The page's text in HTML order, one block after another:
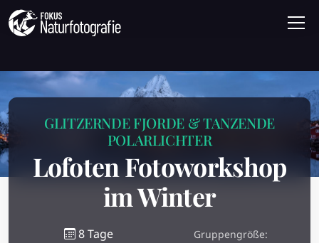
GLITZERNDE FJORDE & TANZENDE
POLARLICHTER
Lofoten Fotoworkshop
im Winter
8 Tage
Gruppengröße: